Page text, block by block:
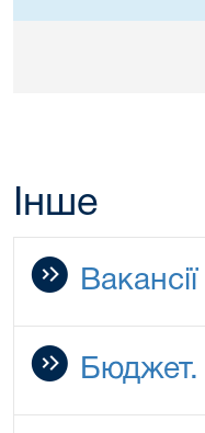
Інше
Вакансії
Бюджет.